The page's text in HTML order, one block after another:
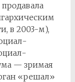
в 2003-м),
— зримая
«решал»